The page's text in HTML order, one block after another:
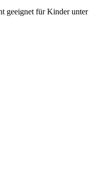
geeignet für Kinder unter